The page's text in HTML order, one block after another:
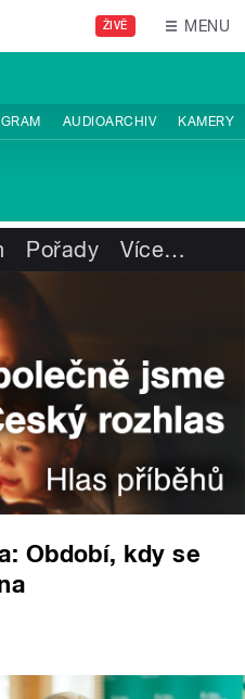
ŽIVĚ MENU
AUDIOARCHIV KAMERY
Pořady Více…
Období, kdy se